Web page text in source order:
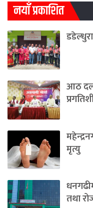
नयाँ प्रकाशित
आठ दल
मृत्यु
तथा